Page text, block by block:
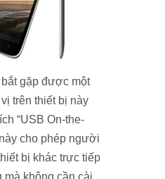
gặp được một
trên thiết bị này
“USB On-the-
cho phép người
bị khác trực tiếp
mà không cần cài